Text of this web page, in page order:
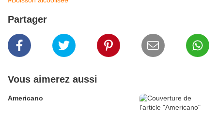
Partager
Vous aimerez aussi
Americano